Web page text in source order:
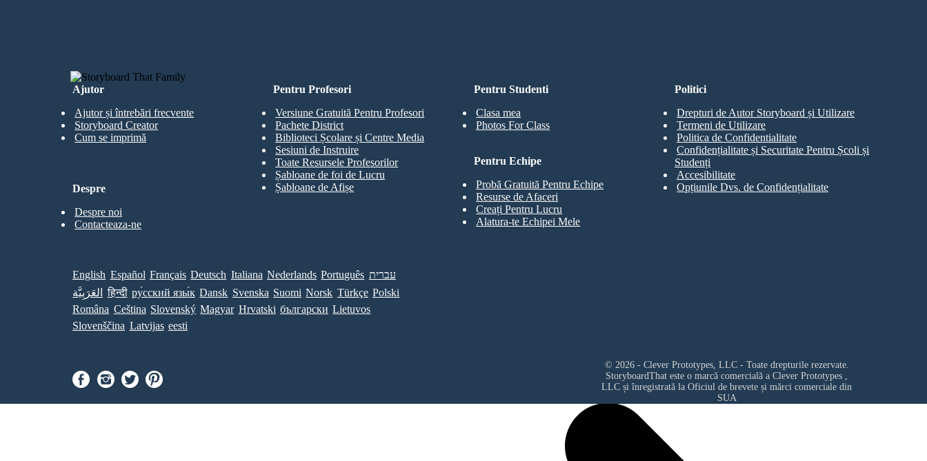
Ajutor
Ajutor și întrebări frecvente
Storyboard Creator
Cum se imprimă
Pentru Studenti
Clasa mea
Photos For Class
Pentru Profesori
Versiune Gratuită Pentru Profesori
Pachete District
Biblioteci Școlare și Centre Media
Sesiuni de Instruire
Toate Resursele Profesorilor
Șabloane de foi de Lucru
Șabloane de Afișe
Pentru Echipe
Probă Gratuită Pentru Echipe
Resurse de Afaceri
Creați Pentru Lucru
Alatura-te Echipei Mele
Despre
Despre noi
Contacteaza-ne
Politici
Drepturi de Autor Storyboard și Utilizare
Termeni de Utilizare
Politica de Confidentialitate
Confidențialitate și Securitate Pentru Școli și
Studenți
Accesibilitate
Opțiunile Dvs. de Confidențialitate
English Español Français Deutsch Italiana Nederlands Português עברית
العَرَبِيَّة
हिन्दी ру́сский язы́к Dansk Svenska Suomi Norsk Türkçe Polski
Româna Ceština Slovenský Magyar Hrvatski български Lietuvos
Slovenščina Latvijas eesti
© 2026 - Clever Prototypes, LLC - Toate drepturile rezervate.
StoryboardThat este o marcă comercială a Clever Prototypes ,
LLC și înregistrată la Oficiul de brevete și mărci comerciale din
SUA